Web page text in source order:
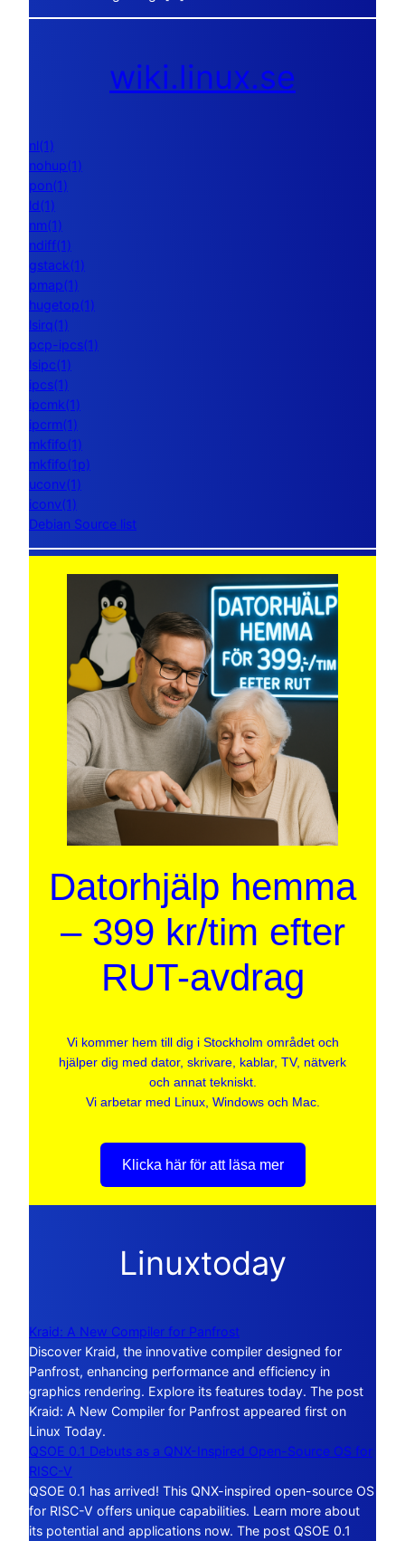
wiki.linux.se
nl(1)
nohup(1)
pon(1)
ld(1)
nm(1)
ndiff(1)
gstack(1)
pmap(1)
hugetop(1)
lsirq(1)
pcp-ipcs(1)
lsipc(1)
ipcs(1)
ipcmk(1)
ipcrm(1)
mkfifo(1)
mkfifo(1p)
uconv(1)
iconv(1)
Debian Source list
Datorhjälp hemma
– 399 kr/tim efter
RUT-avdrag
Vi kommer hem till dig i Stockholm området och
hjälper dig med dator, skrivare, kablar, TV, nätverk
och annat tekniskt.
Vi arbetar med Linux, Windows och Mac.
Klicka här för att läsa mer
Linuxtoday
Kraid: A New Compiler for Panfrost
Discover Kraid, the innovative compiler designed for
Panfrost, enhancing performance and efficiency in
graphics rendering. Explore its features today. The post
Kraid: A New Compiler for Panfrost appeared first on
Linux Today.
QSOE 0.1 Debuts as a QNX-Inspired Open-Source OS for
RISC-V
QSOE 0.1 has arrived! This QNX-inspired open-source OS
for RISC-V offers unique capabilities. Learn more about
its potential and applications now. The post QSOE 0.1